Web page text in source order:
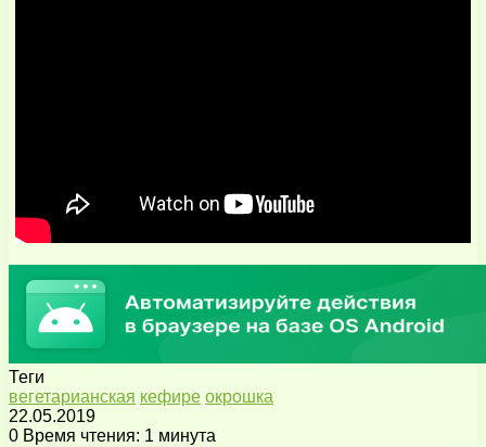
Теги
вегетарианская кефире окрошка
22.05.2019
0 Время чтения: 1 минута